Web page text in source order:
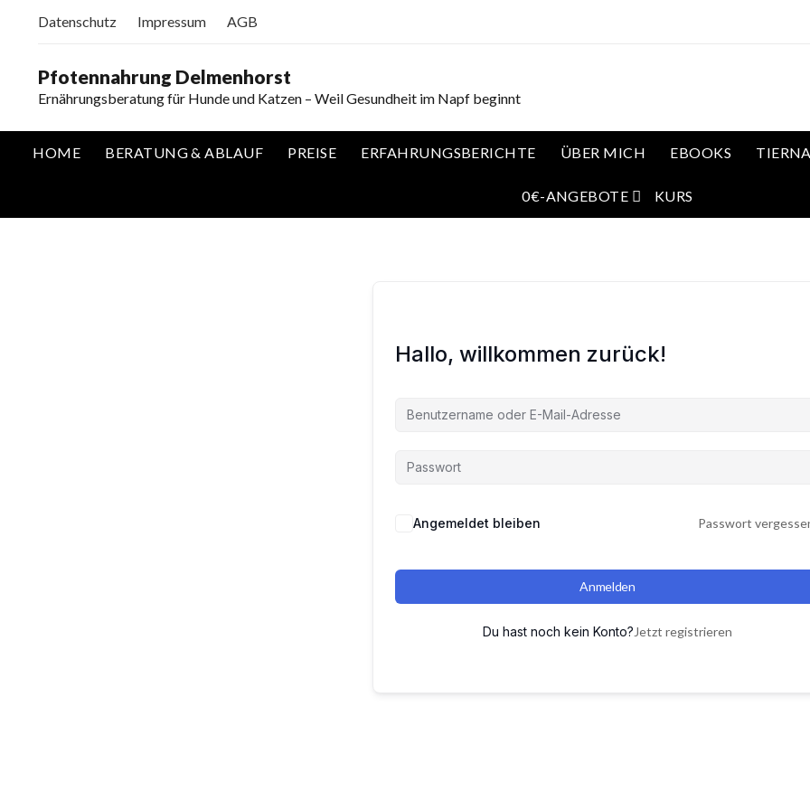
Datenschutz Impressum AGB
Pfotennahrung Delmenhorst
Ernährungsberatung für Hunde und Katzen – Weil Gesundheit im Napf beginnt
HOME BERATUNG & ABLAUF PREISE ERFAHRUNGSBERICHTE ÜBER MICH EBOOKS
0€-ANGEBOTE KURS
Hallo, willkommen zurück!
Angemeldet bleiben Passwort
Anmelden
Du hast noch kein Konto? Jetzt registrieren